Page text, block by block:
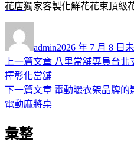
花店獨家客製化鮮花花束頂級
者
admin佈
日
2026 年 7 月 8 日 類
文
章
導
覽
上一篇文章 上
篇
八里當舖專員台北
擇彰化當舖
下一篇文章 下
電動曬衣架品牌的
電動麻將桌
彙整